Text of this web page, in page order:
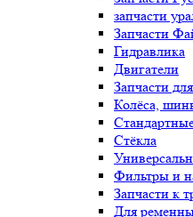
запчасти
Запчасти
Гидравлика
Двигатели
Запчасти
Колёса,
Стёкла
Фильтры и
Запчасти к
Для